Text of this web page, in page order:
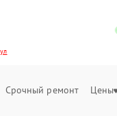
Срочный ремонт Цены